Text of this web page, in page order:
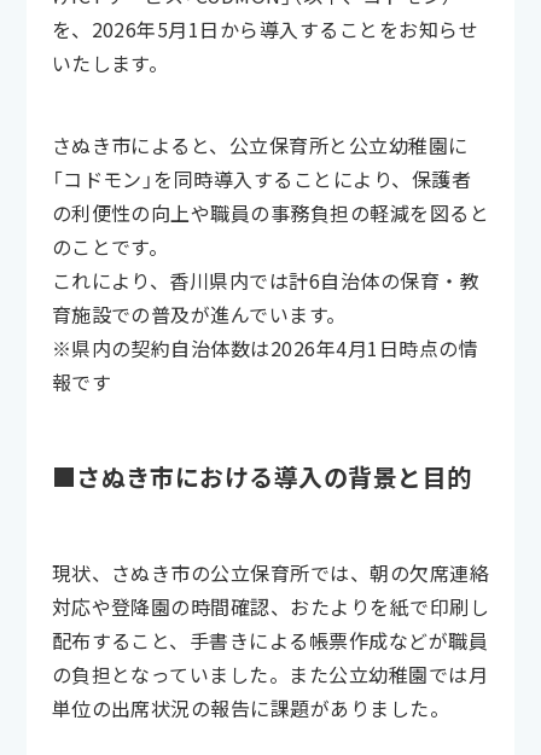
を、2026年5月1日から導入することをお知らせ
いたします。
さぬき市によると、公立保育所と公立幼稚園に
「コドモン」を同時導入することにより、保護者
の利便性の向上や職員の事務負担の軽減を図ると
のことです。
これにより、香川県内では計6自治体の保育・教
育施設での普及が進んでいます。
※県内の契約自治体数は2026年4月1日時点の情
報です
■さぬき市における導入の背景と目的
現状、さぬき市の公立保育所では、朝の欠席連絡
対応や登降園の時間確認、おたよりを紙で印刷し
配布すること、手書きによる帳票作成などが職員
の負担となっていました。また公立幼稚園では月
単位の出席状況の報告に課題がありました。